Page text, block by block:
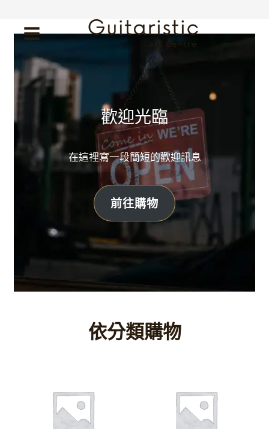
content
歡迎光臨
在這裡寫一段簡短的歡迎訊息
前往購物
依分類購物